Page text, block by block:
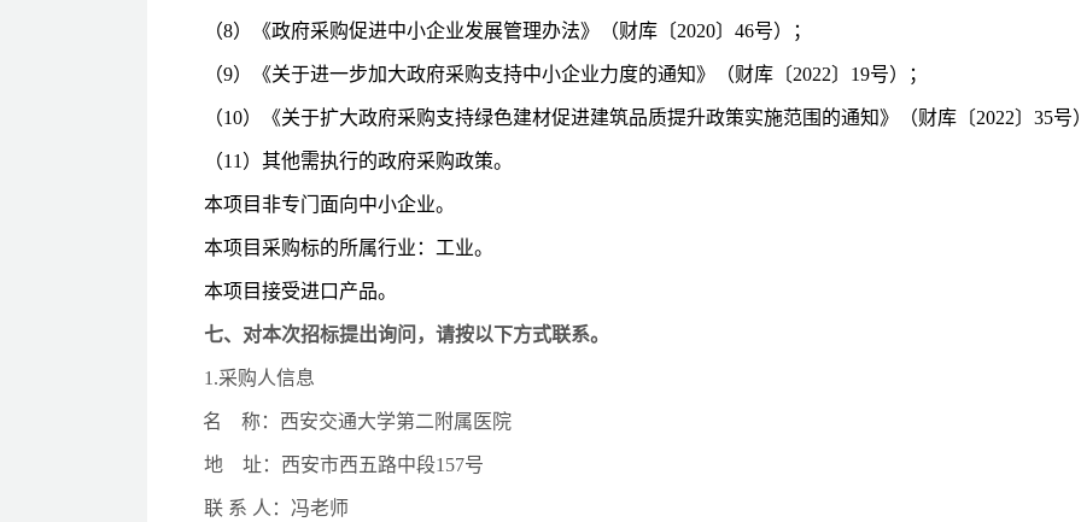
（8）《政府采购促进中小企业发展管理办法》（财库〔2020〕46号）；
（9）《关于进一步加大政府采购支持中小企业力度的通知》（财库〔2022〕19号）；
（10）《关于扩大政府采购支持绿色建材促进建筑品质提升政策实施范围的通知》（财库〔2022〕35号
（1 1 ）其他需执行的政府采购政策。
本项目非专门面向中小企业。
本项目采购标的所属行业：工业。
本项目接受进口产品。
七、对本次招标提出询问，请按以下方式联系。
1.采购人信息
名 称： 西安交通大学第二附属医院
地 址：西安市西五路中段157号
联 系 人： 冯老师